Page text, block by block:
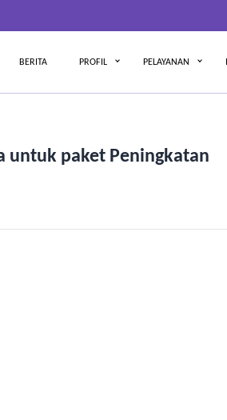
BERITA PROFIL PELAYANAN
untuk paket Peningkatan